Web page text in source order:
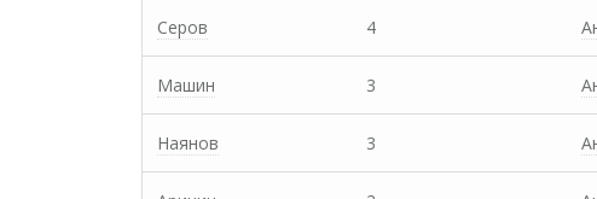
Серов 4
Машин 3
Наянов 3